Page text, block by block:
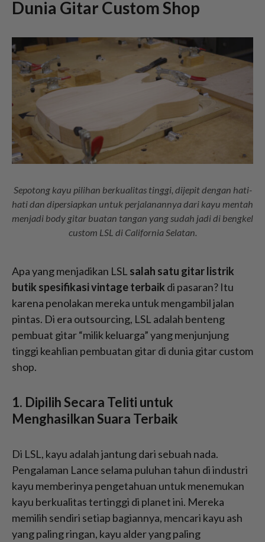
Dunia Gitar Custom Shop
Sepotong kayu pilihan berkualitas tinggi, dijepit dengan hati-
hati dan dipersiapkan untuk perjalanannya dari kayu mentah
menjadi body gitar buatan tangan yang sudah jadi di bengkel
custom LSL di California Selatan.
Apa yang menjadikan LSL salah satu gitar listrik
butik spesifikasi vintage terbaik di pasaran? Itu
karena penolakan mereka untuk mengambil jalan
pintas. Di era outsourcing, LSL adalah benteng
pembuat gitar “milik keluarga” yang menjunjung
tinggi keahlian pembuatan gitar di dunia gitar custom
shop.
1. Dipilih Secara Teliti untuk
Menghasilkan Suara Terbaik
Di LSL, kayu adalah jantung dari sebuah nada.
Pengalaman Lance selama puluhan tahun di industri
kayu memberinya pengetahuan untuk menemukan
kayu berkualitas tertinggi di planet ini. Mereka
memilih sendiri setiap bagiannya, mencari kayu ash
yang paling ringan, kayu alder yang paling